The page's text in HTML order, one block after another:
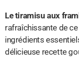
Le tiramisu aux
rafraîchissante de
ingrédients
délicieuse recette